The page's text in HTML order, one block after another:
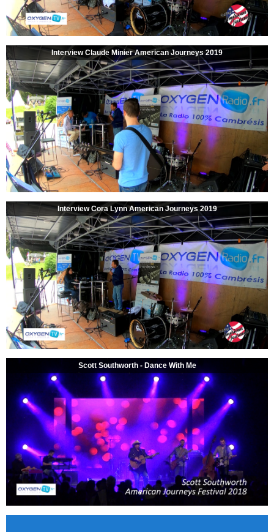
Interview Claude Minier American Journeys 2019
Interview Cora Lynn American Journeys 2019
Scott Southworth - Dance With Me